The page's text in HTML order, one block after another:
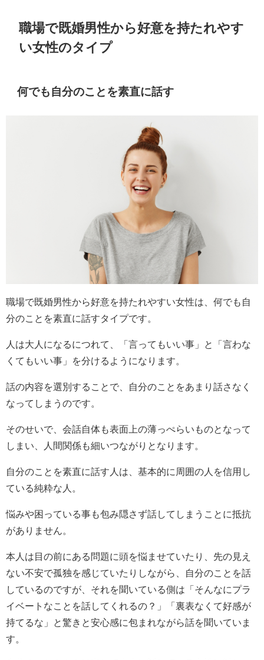
職場で既婚男性から好意を持たれやす
い女性のタイプ
何でも自分のことを素直に話す
職場で既婚男性から好意を持たれやすい女性は、何でも自
分のことを素直に話すタイプです。
人は大人になるにつれて、「言ってもいい事」と「言わな
くてもいい事」を分けるようになります。
話の内容を選別することで、自分のことをあまり話さなく
なってしまうのです。
そのせいで、会話自体も表面上の薄っぺらいものとなって
しまい、人間関係も細いつながりとなります。
自分のことを素直に話す人は、基本的に周囲の人を信用し
ている純粋な人。
悩みや困っている事も包み隠さず話してしまうことに抵抗
がありません。
本人は目の前にある問題に頭を悩ませていたり、先の見え
ない不安で孤独を感じていたりしながら、自分のことを話
しているのですが、それを聞いている側は「そんなにプラ
イベートなことを話してくれるの？」「裏表なくて好感が
持てるな」と驚きと安心感に包まれながら話を聞いていま
す。